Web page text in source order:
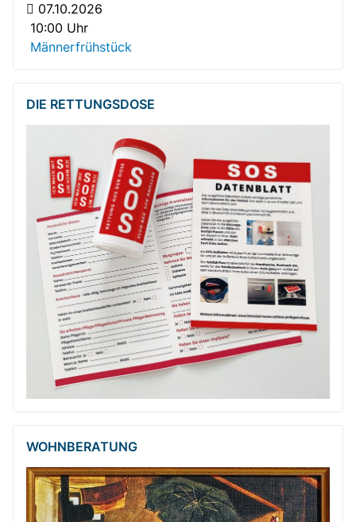
07.10.2026
10:00 Uhr
Männerfrühstück
DIE RETTUNGSDOSE
WOHNBERATUNG